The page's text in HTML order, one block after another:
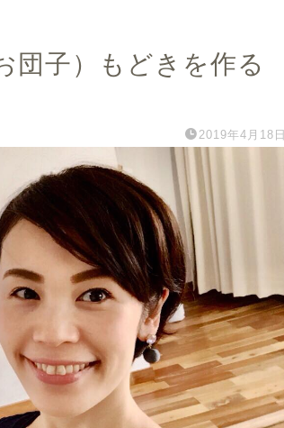
団子）もどきを作る
2019年4月18日